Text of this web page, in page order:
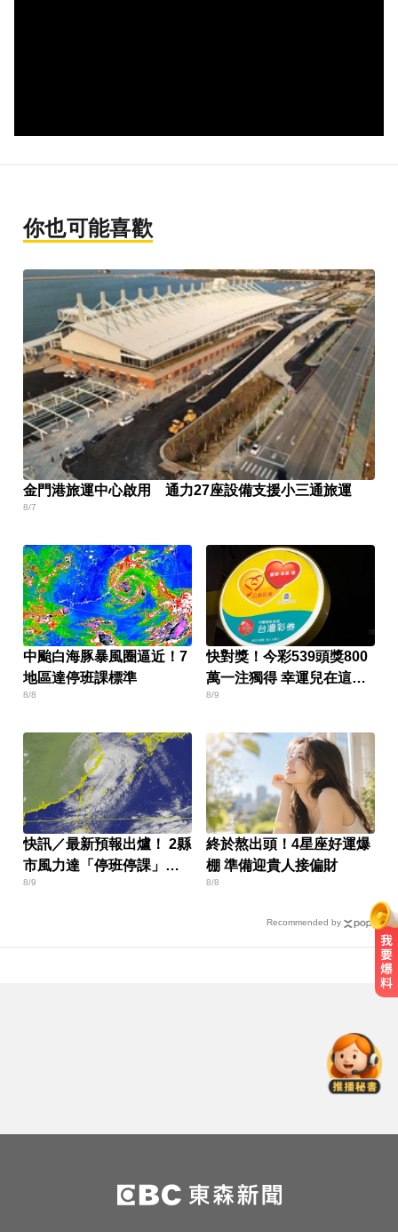
你也可能喜歡
金門港旅運中心啟用 通力27座設備支援小三通旅運
8/7
中颱白海豚暴風圈逼近！7
地區達停班課標準
8/8
快對獎！今彩539頭獎800
萬一注獨得 幸運兒在這縣
市
8/9
快訊／最新預報出爐！ 2縣
市風力達「停班停課」標
準
8/9
終於熬出頭！4星座好運爆
棚 準備迎貴人接偏財
8/8
Recommended by
可喬165種姿勢售價曝
台指期夜盤狂飆736點 專家揭反彈
契機上看48000點